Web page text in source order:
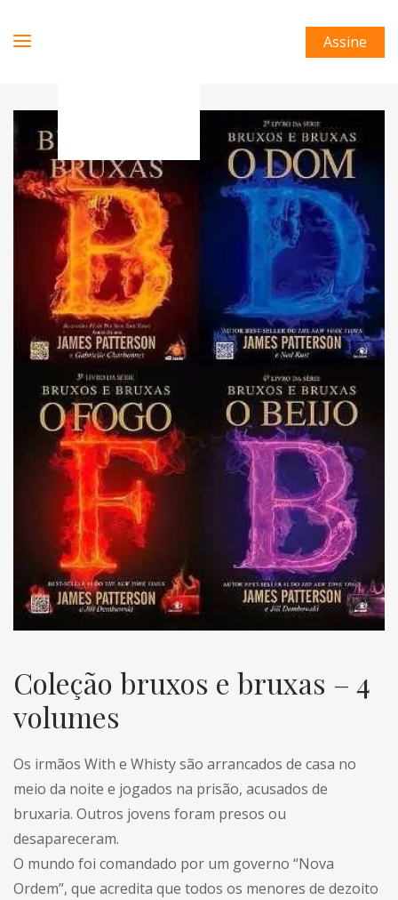
Assine
Coleção bruxos e bruxas – 4
volumes
Os irmãos With e Whisty são arrancados de casa no
meio da noite e jogados na prisão, acusados de
bruxaria. Outros jovens foram presos ou
desapareceram.
O mundo foi comandado por um governo “Nova
Ordem”, que acredita que todos os menores de dezoito